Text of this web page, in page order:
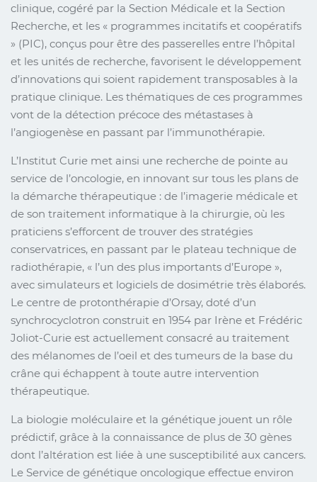
clinique, cogéré par la Section Médicale et la Section
Recherche, et les « programmes incitatifs et coopératifs
» (PIC), conçus pour être des passerelles entre l’hôpital
et les unités de recherche, favorisent le développement
d’innovations qui soient rapidement transposables à la
pratique clinique. Les thématiques de ces programmes
vont de la détection précoce des métastases à
l’angiogenèse en passant par l’immunothérapie.
L’Institut Curie met ainsi une recherche de pointe au
service de l’oncologie, en innovant sur tous les plans de
la démarche thérapeutique : de l’imagerie médicale et
de son traitement informatique à la chirurgie, où les
praticiens s’efforcent de trouver des stratégies
conservatrices, en passant par le plateau technique de
radiothérapie, « l’un des plus importants d’Europe »,
avec simulateurs et logiciels de dosimétrie très élaborés.
Le centre de protonthérapie d’Orsay, doté d’un
synchrocyclotron construit en 1954 par Irène et Frédéric
Joliot-Curie est actuellement consacré au traitement
des mélanomes de l’oeil et des tumeurs de la base du
crâne qui échappent à toute autre intervention
thérapeutique.
La biologie moléculaire et la génétique jouent un rôle
prédictif, grâce à la connaissance de plus de 30 gènes
dont l’altération est liée à une susceptibilité aux cancers.
Le Service de génétique oncologique effectue environ